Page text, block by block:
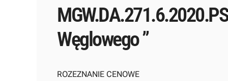
Węglowego ”
ROZEZNANIE CENOWE